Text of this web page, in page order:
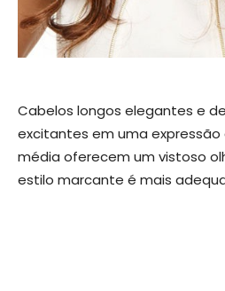
Cabelos longos elegantes e
excitantes em uma
média oferecem um vistoso
estilo marcante é mais